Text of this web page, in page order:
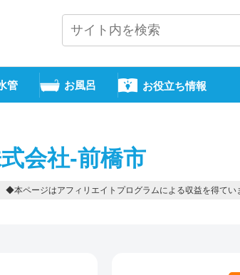
管 お風呂 お役立ち情報
会社-前橋市
◆本ページはアフィリエイトプログラムによる収益を得てい